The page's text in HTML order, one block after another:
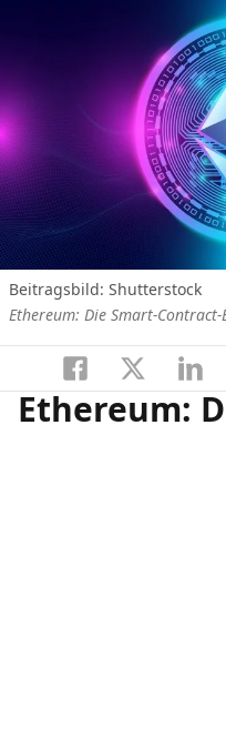
Beitragsbild: Shutterstock
Ethereum: Die Smart-
Ethereum: